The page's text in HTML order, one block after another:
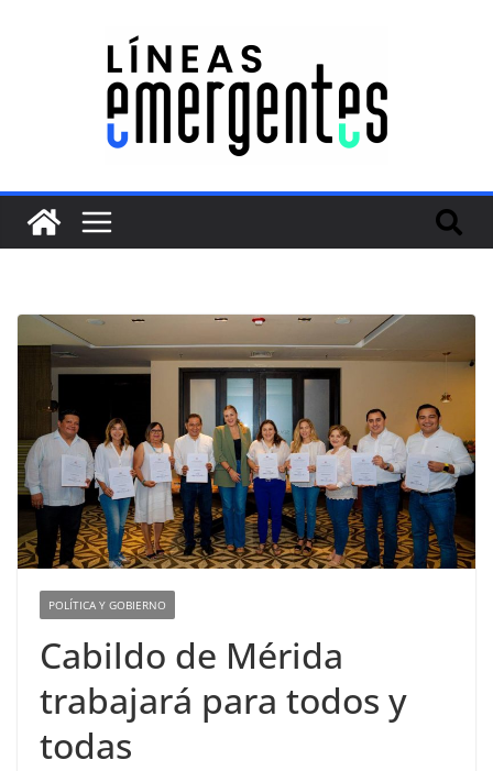
POLÍTICA Y GOBIERNO
Cabildo de Mérida
trabajará para todos y
todas